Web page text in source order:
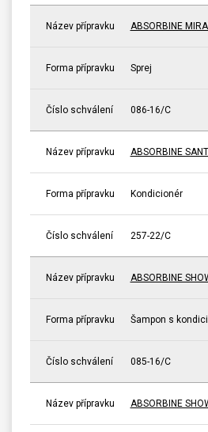
Název přípravku ABSORBINE
Forma přípravku Sprej
Číslo schválení 086-16/C
Název přípravku ABSORBINE
Forma přípravku Kondicionér
Číslo schválení 257-22/C
Název přípravku ABSORBINE
Forma přípravku Šampon s
Číslo schválení 085-16/C
Název přípravku ABSORBINE